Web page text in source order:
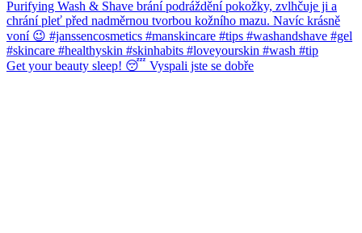
Get your beauty sleep! 😴 Vyspali jste se dobře